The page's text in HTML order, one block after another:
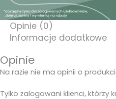
Opinie (0)
Informacje dodatkowe
Opinie
Na razie nie ma opinii o
Tylko zalogowani klienci, którzy